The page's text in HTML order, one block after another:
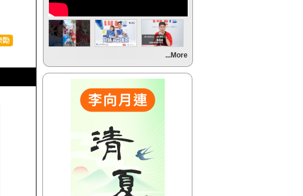
(南部)
HAPPY DJ-Tracy
【Next】
【HitFm正在進行】
(宜蘭)
LAN
【HitFm正在進行】
...More